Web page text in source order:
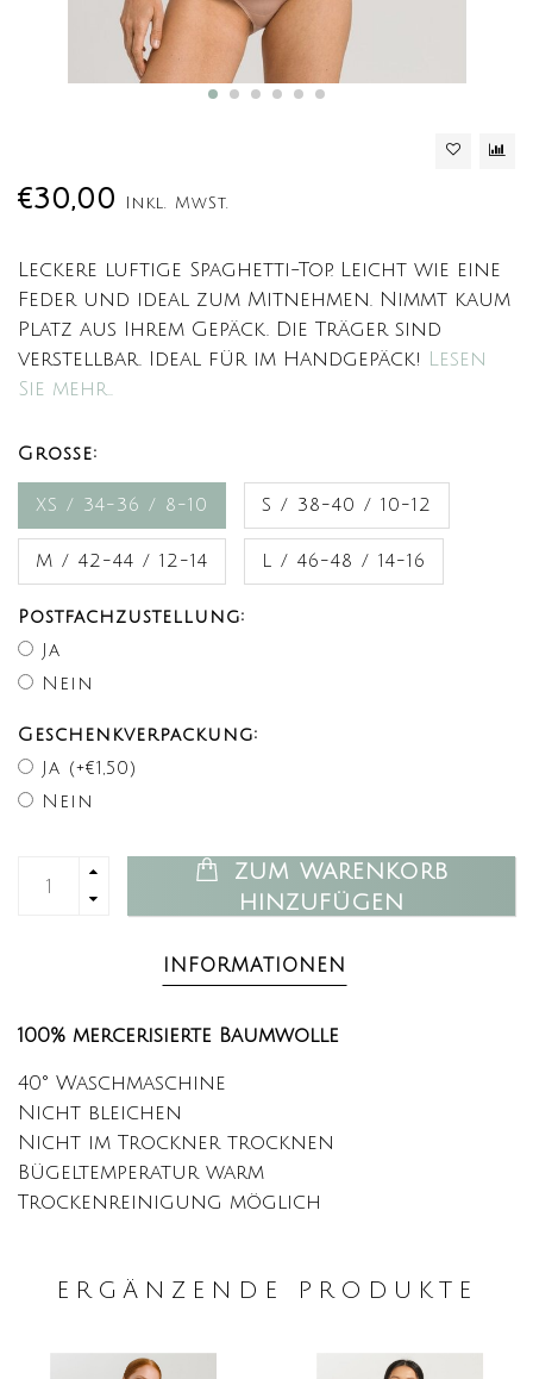
€30,00 Inkl. MwSt.
Leckere luftige Spaghetti-Top. Leicht wie eine
Feder und ideal zum Mitnehmen. Nimmt kaum
Platz aus Ihrem Gepäck. Die Träger sind
verstellbar. Ideal für im Handgepäck! Lesen
Sie mehr..
Große:
XS / 34-36 / 8-10 S / 38-40 / 10-12
M / 42-44 / 12-14 L / 46-48 / 14-16
Postfachzustellung:
Ja
Nein
Geschenkverpackung:
Ja (+€1,50)
Nein
ZUM WARENKORB
HINZUFÜGEN
INFORMATIONEN
100% mercerisierte Baumwolle
40° Waschmaschine
Nicht bleichen
Nicht im Trockner trocknen
Bügeltemperatur warm
Trockenreinigung möglich
ERGÄNZENDE PRODUKTE